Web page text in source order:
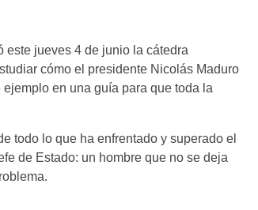
este jueves 4 de junio la cátedra
cómo el presidente Nicolás Maduro
en una guía para que toda la
todo lo que ha enfrentado y superado el
de Estado: un hombre que no se deja